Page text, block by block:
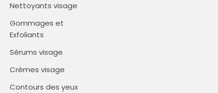
Nettoyants visage
Gommages et
Exfoliants
Sérums visage
Crèmes visage
Contours des yeux